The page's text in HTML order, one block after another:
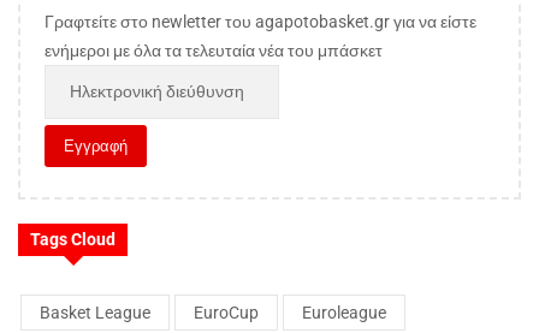
Γραφτείτε στο newletter του agapotobasket.gr για να είστε
ενήμεροι με όλα τα τελευταία νέα του μπάσκετ
Tags Cloud
Basket League EuroCup Euroleague